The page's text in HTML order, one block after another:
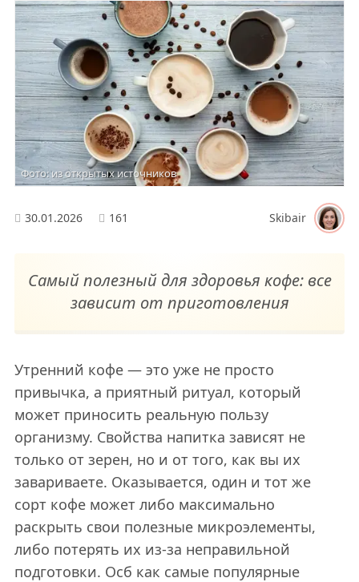
Фото: из открытых источников
30.01.2026 161 Skibair
Самый полезный для здоровья кофе: все
зависит от приготовления
Утренний кофе — это уже не просто
привычка, а приятный ритуал, который
может приносить реальную пользу
организму. Свойства напитка зависят не
только от зерен, но и от того, как вы их
завариваете. Оказывается, один и тот же
сорт кофе может либо максимально
раскрыть свои полезные микроэлементы,
либо потерять их из-за неправильной
подготовки. Осб как самые популярные